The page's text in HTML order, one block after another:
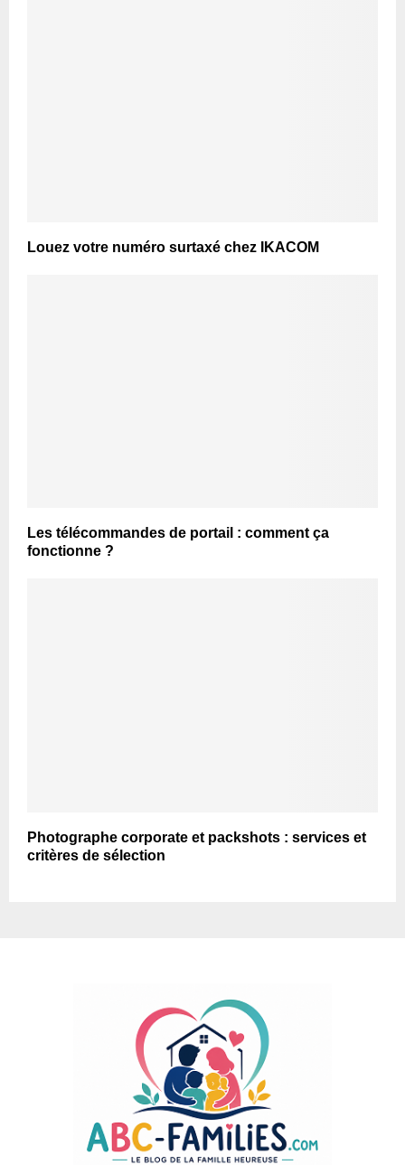
Louez votre numéro surtaxé chez IKACOM
Les télécommandes de portail : comment ça
fonctionne ?
Photographe corporate et packshots : services et
critères de sélection